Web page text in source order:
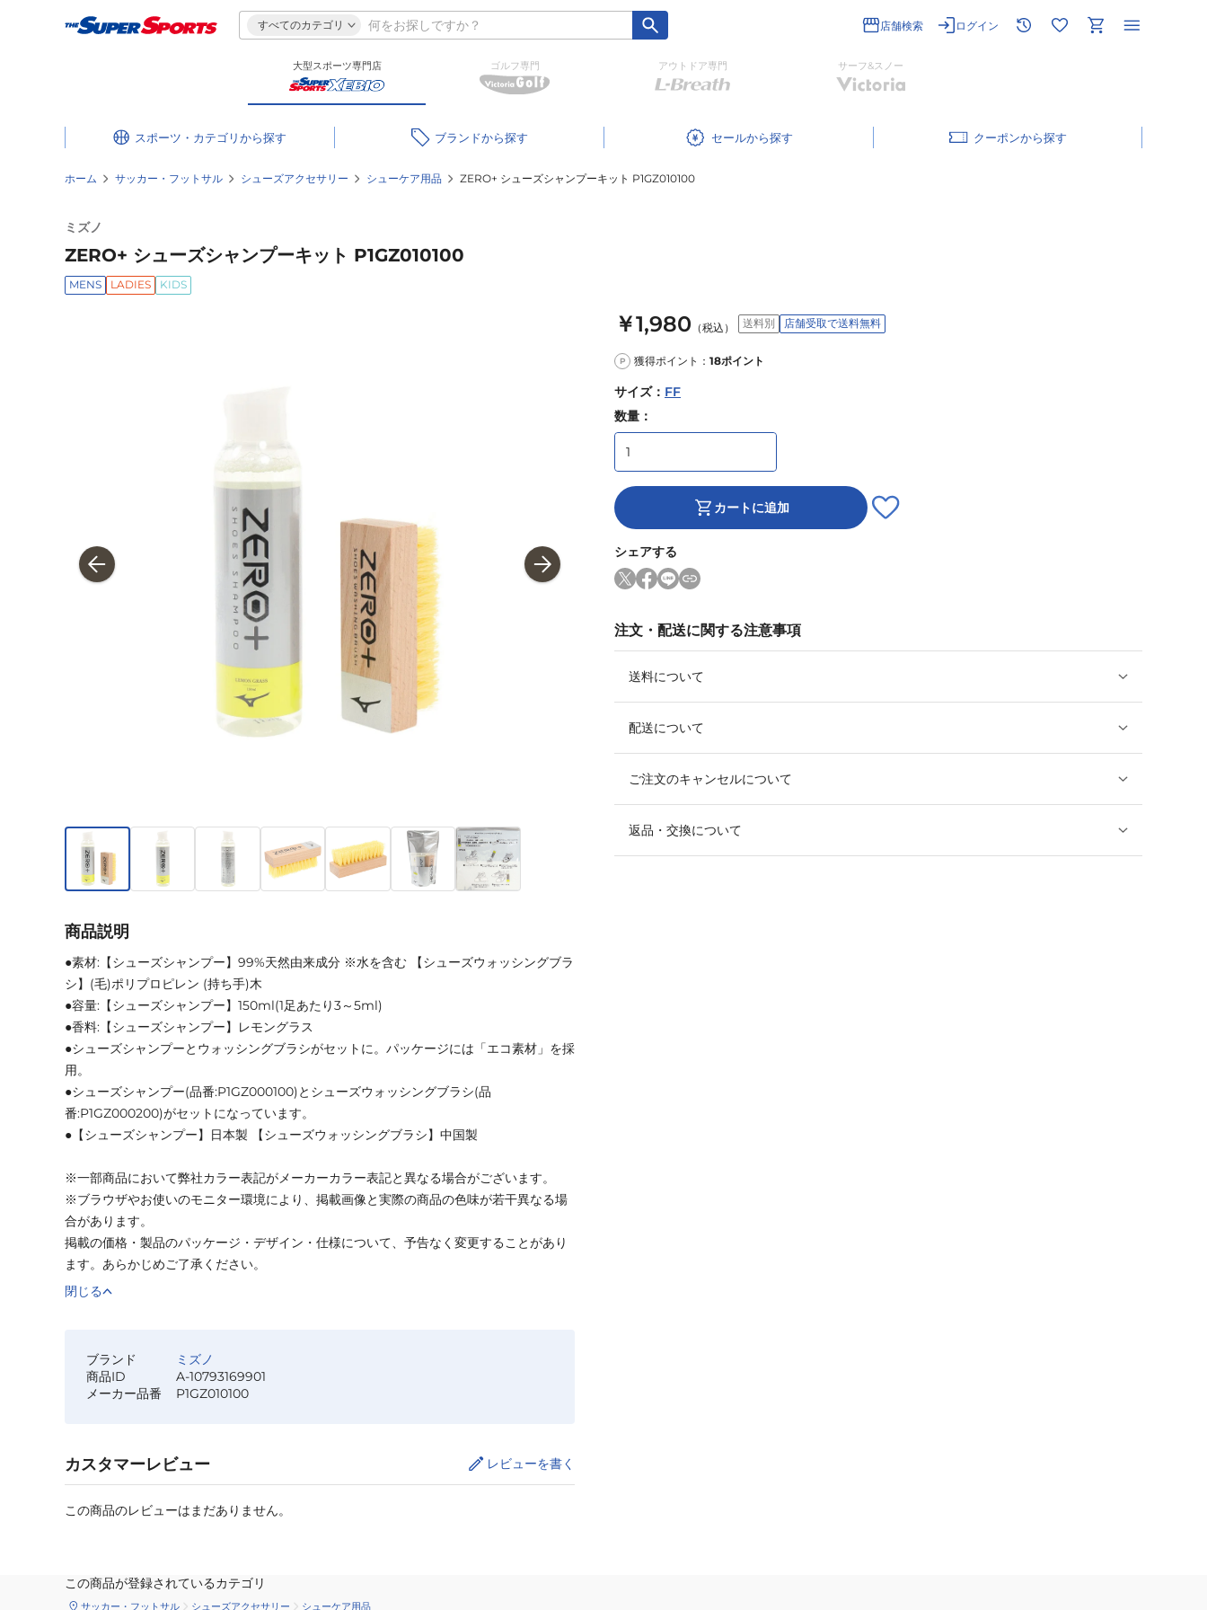
すべてのカテゴリ 店舗検索 ログイン
大型スポーツ専門店 ゴルフ専門 アウトドア専門 サーフ&スノー
スポーツ・カテゴリ ブランド セール クーポン
ホーム サッカー・フットサル シューズアクセサリー シューケア用品 ZERO+ シューズシャンプーキット P1GZ010100
ミズノ
ZERO+ シューズシャンプーキット P1GZ010100
MENS LADIES KIDS
￥1,980 （税込） 送料別 店舗受取で送料無料
P 獲得ポイント： 18ポイント
サイズ： FF
数量：
カートに追加
シェアする
注文・配送に関する注意事項
送料について
配送について
ご注文のキャンセルについて
返品・交換について
商品説明
●素材:【シューズシャンプー】99%天然由来成分 ※水を含む 【シューズウォッシングブラ
シ】(毛)ポリプロピレン (持ち手)木
●容量:【シューズシャンプー】150ml(1足あたり3～5ml)
●香料:【シューズシャンプー】レモングラス
●シューズシャンプーとウォッシングブラシがセットに。パッケージには「エコ素材」を採
用。
●シューズシャンプー(品番:P1GZ000100)とシューズウォッシングブラシ(品
番:P1GZ000200)がセットになっています。
●【シューズシャンプー】日本製 【シューズウォッシングブラシ】中国製
※一部商品において弊社カラー表記がメーカーカラー表記と異なる場合がございます。
※ブラウザやお使いのモニター環境により、掲載画像と実際の商品の色味が若干異なる場
合があります。
掲載の価格・製品のパッケージ・デザイン・仕様について、予告なく変更することがあり
ます。あらかじめご了承ください。
閉じる
ブランド
ミズノ
商品ID
A-10793169901
メーカー品番
P1GZ010100
カスタマーレビュー レビューを書く
この商品のレビューはまだありません。
この商品が登録されているカテゴリ
サッカー・フットサル シューズアクセサリー シューケア用品